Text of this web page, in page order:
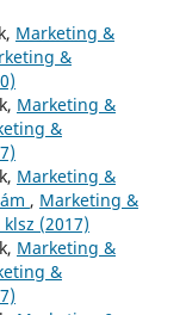
Marketing &
&
Marketing &
&
Marketing &
, Marketing &
(2017)
Marketing &
&